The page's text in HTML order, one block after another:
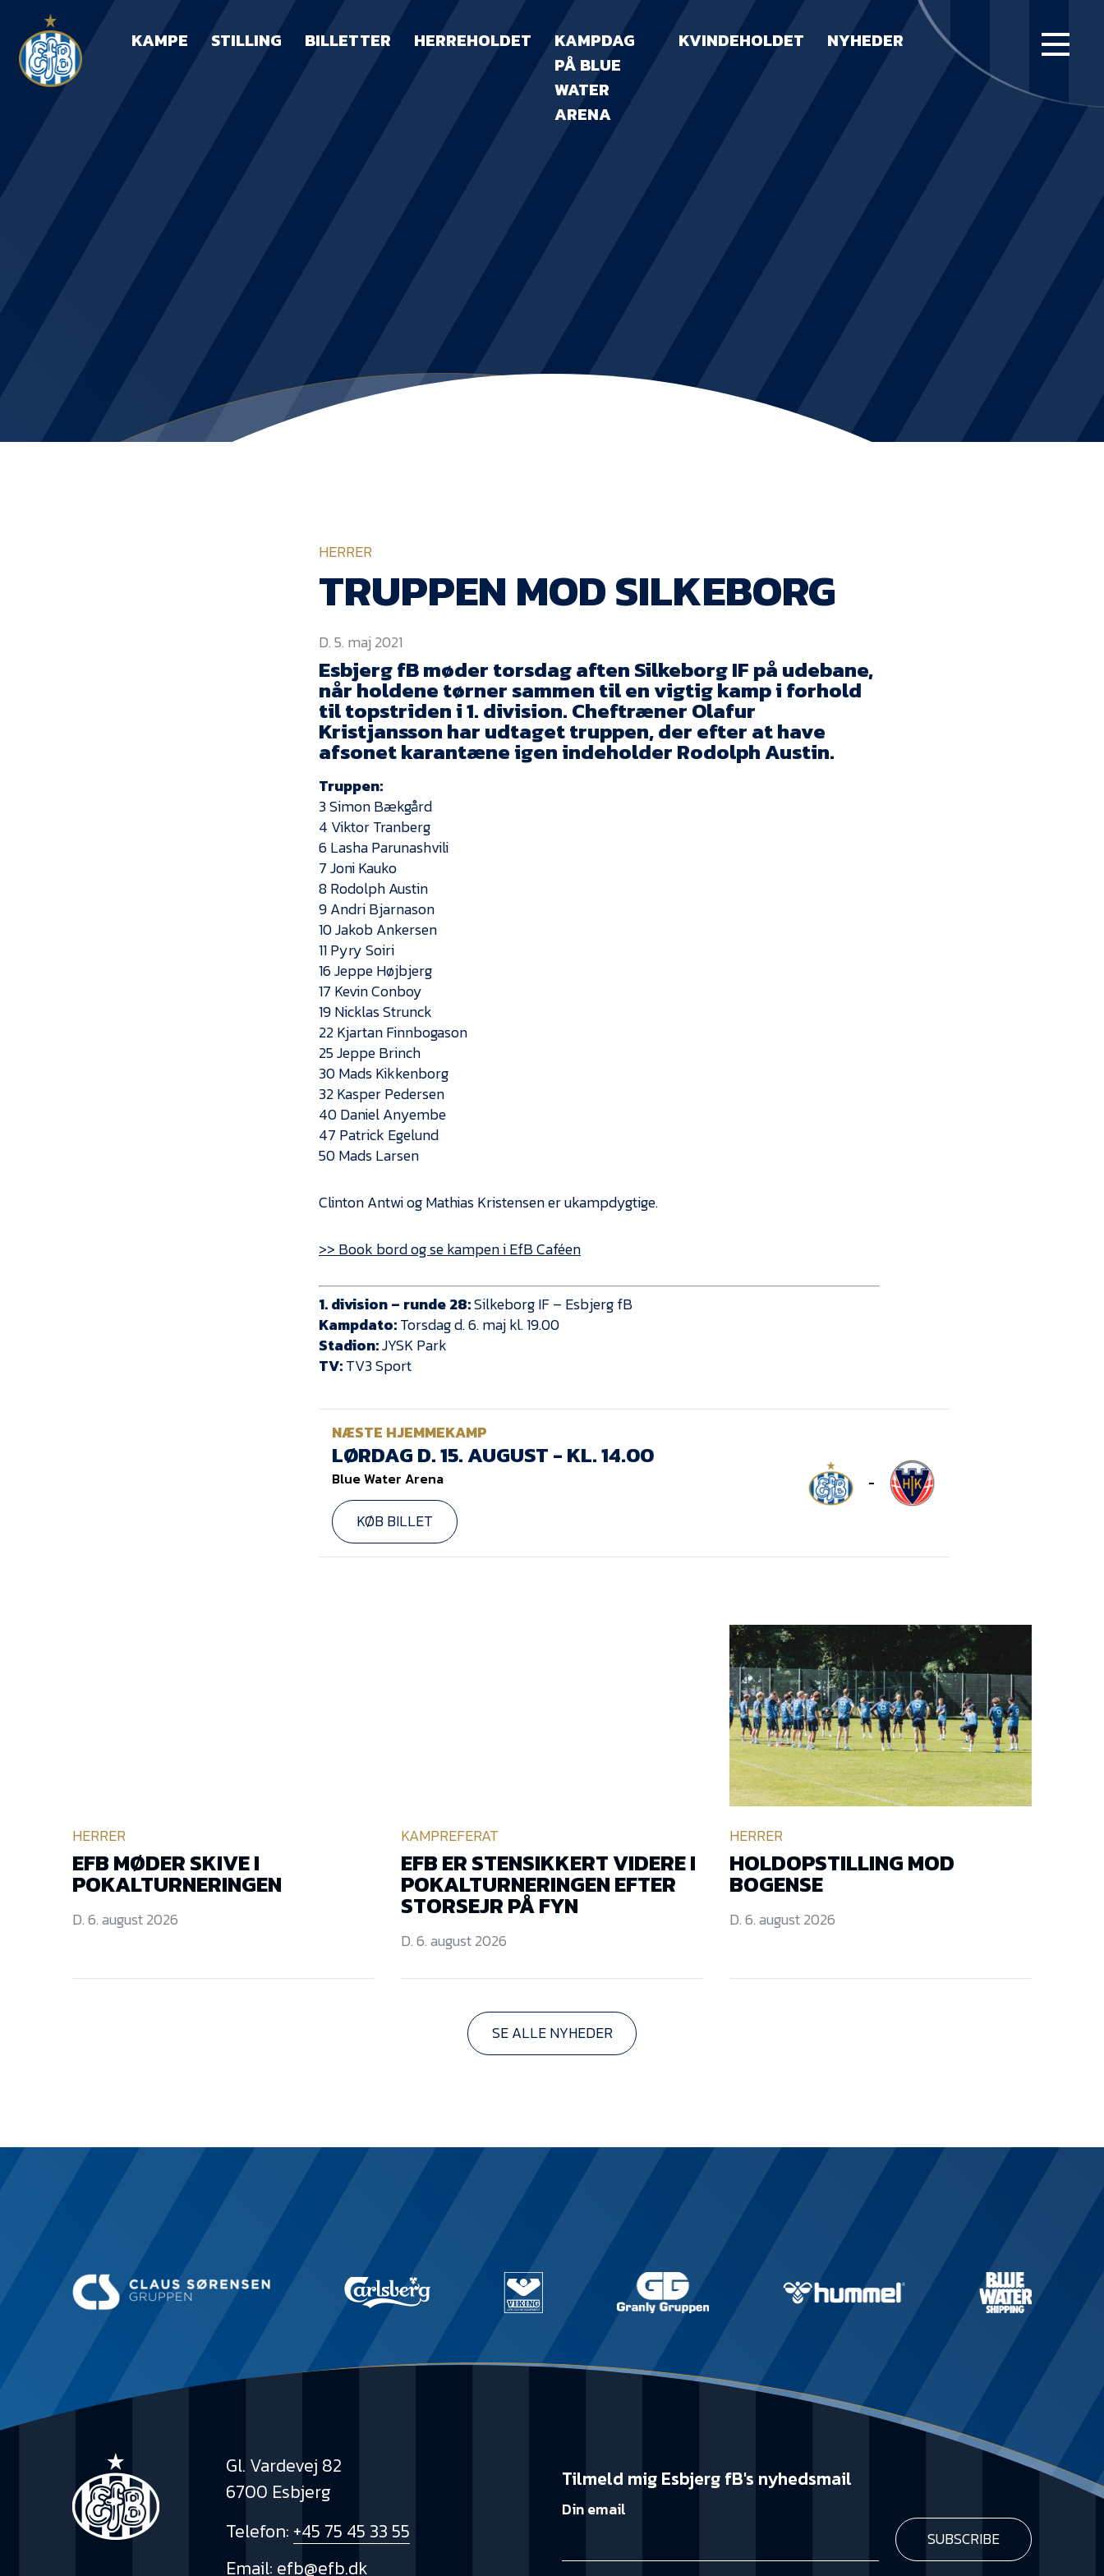
KAMPE STILLING BILLETTER HERREHOLDET
KAMPDAG
PÅ BLUE
WATER
ARENA
KVINDEHOLDET NYHEDER FORSIDE
KVINDEHOLDET
Sydvestjysk Fodbold Samarbejde
Aktionærinformation
HERRER
TRUPPEN MOD SILKEBORG
D. 5. maj 2021
Esbjerg fB møder torsdag aften Silkeborg IF på udebane,
når holdene tørner sammen til en vigtig kamp i forhold
til topstriden i 1. division. Cheftræner Olafur
Kristjansson har udtaget truppen, der efter at have
afsonet karantæne igen indeholder Rodolph Austin.
Truppen:
3 Simon Bækgård
4 Viktor Tranberg
6 Lasha Parunashvili
7 Joni Kauko
8 Rodolph Austin
9 Andri Bjarnason
10 Jakob Ankersen
11 Pyry Soiri
16 Jeppe Højbjerg
17 Kevin Conboy
19 Nicklas Strunck
22 Kjartan Finnbogason
25 Jeppe Brinch
30 Mads Kikkenborg
32 Kasper Pedersen
40 Daniel Anyembe
47 Patrick Egelund
50 Mads Larsen
Clinton Antwi og Mathias Kristensen er ukampdygtige.
>> Book bord og se kampen i EfB Caféen
1. division – runde 28:Silkeborg IF – Esbjerg fB
Kampdato:Torsdag d. 6. maj kl. 19.00
Stadion:JYSK Park
TV:TV3 Sport
NÆSTE HJEMMEKAMP
LØRDAG D. 15. AUGUST - KL. 14.00
Blue Water Arena
KØB BILLET
-
HERRER
EFB MØDER SKIVE I
POKALTURNERINGEN
D. 6. august 2026
KAMPREFERAT
EFB ER STENSIKKERT VIDERE I
POKALTURNERINGEN EFTER
STORSEJR PÅ FYN
D. 6. august 2026
HERRER
HOLDOPSTILLING MOD
BOGENSE
D. 6. august 2026
SE ALLE NYHEDER
Gl. Vardevej 82
6700 Esbjerg
Telefon: +45 75 45 33 55
Email: efb@efb.dk
Tilmeld mig Esbjerg fB's nyhedsmail
Din email